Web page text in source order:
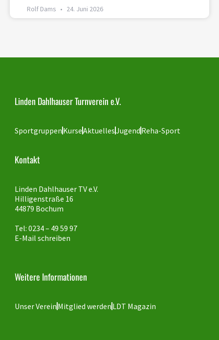
Rolf Dams 24. Juni 2026
Linden Dahlhauser Turnverein e.V.
Sportgruppen KurseAktuellesJugend Reha-Sport
Kontakt
Linden Dahlhauser TV e.V.
Hilligenstraße 16
44879 Bochum
Tel: 0234 – 49 59 97
E-Mail schreiben
Weitere Informationen
Unser Verein Mitglied werden LDT Magazin